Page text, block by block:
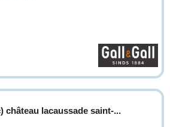
château lacaussade saint-...